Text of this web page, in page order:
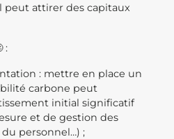
attirer des capitaux
:
: mettre en place un
carbone peut
initial significatif
et de gestion des
personnel…) ;